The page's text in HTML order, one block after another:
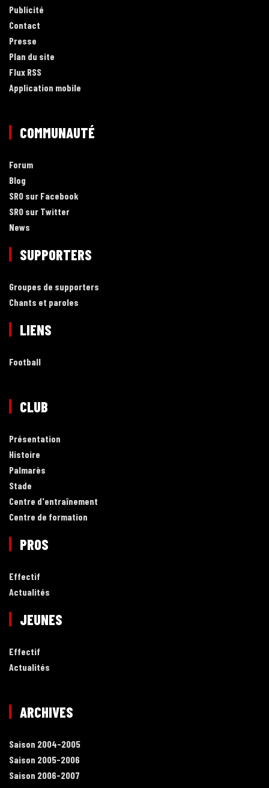
Publicité
Contact
Presse
Plan du site
Flux RSS
Application mobile
COMMUNAUTÉ
Forum
Blog
SRO sur Facebook
SRO sur Twitter
News
SUPPORTERS
Groupes de supporters
Chants et paroles
LIENS
Football
CLUB
Présentation
Histoire
Palmarès
Stade
Centre d'entraînement
Centre de formation
PROS
Effectif
Actualités
JEUNES
Effectif
Actualités
ARCHIVES
Saison 2004-2005
Saison 2005-2006
Saison 2006-2007